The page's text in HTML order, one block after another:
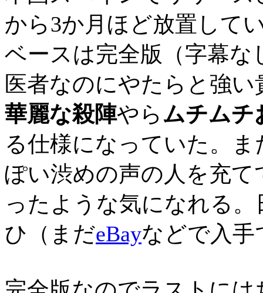
から3か月ほど放置して
ベースは完全版（字幕
医者なのにやたらと強
華麗な殺陣やらムチムチ
る仕様になっていた。
ぽい渋めの声の人を充
ったような気になれる
ひ（まだeBayなどで入手